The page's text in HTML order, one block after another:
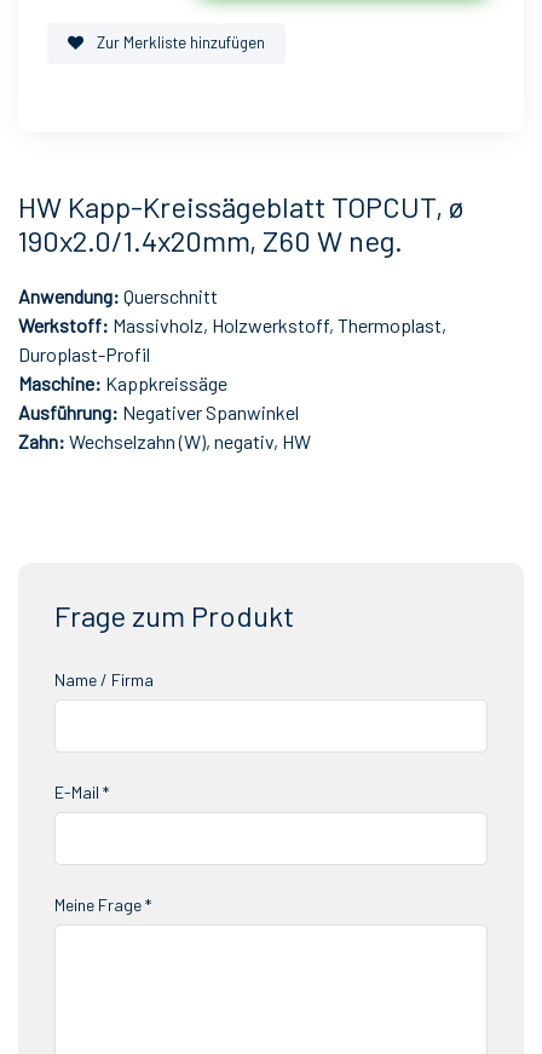
Zur Merkliste hinzufügen
HW Kapp-Kreissägeblatt TOPCUT, ø
190x2.0/1.4x20mm, Z60 W neg.
Anwendung: Querschnitt
Werkstoff: Massivholz, Holzwerkstoff, Thermoplast,
Duroplast-Profil
Maschine: Kappkreissäge
Ausführung: Negativer Spanwinkel
Zahn: Wechselzahn (W), negativ, HW
Frage zum Produkt
Name / Firma
E-Mail *
Meine Frage *